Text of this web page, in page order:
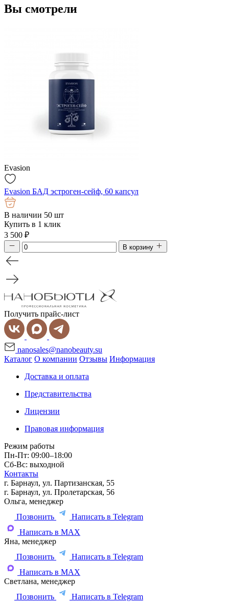
Вы смотрели
Evasion
Evasion БАД эстроген-сейф, 60 капсул
В наличии 50 шт
Купить в 1 клик
3 500 ₽
В корзину
Получить прайс-лист
nanosales@nanobeauty.su
Каталог О компании Отзывы Информация
Доставка и оплата
Представительства
Лицензии
Правовая информация
Режим работы
Пн-Пт: 09:00–18:00
Сб-Вс: выходной
Контакты
г. Барнаул, ул. Партизанская, 55
г. Барнаул, ул. Пролетарская, 56
Ольга, менеджер
Позвонить
Написать в Telegram
Написать в MAX
Яна, менеджер
Позвонить
Написать в Telegram
Написать в MAX
Светлана, менеджер
Позвонить
Написать в Telegram